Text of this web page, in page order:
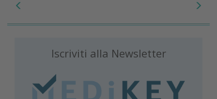
Iscriviti alla Newsletter